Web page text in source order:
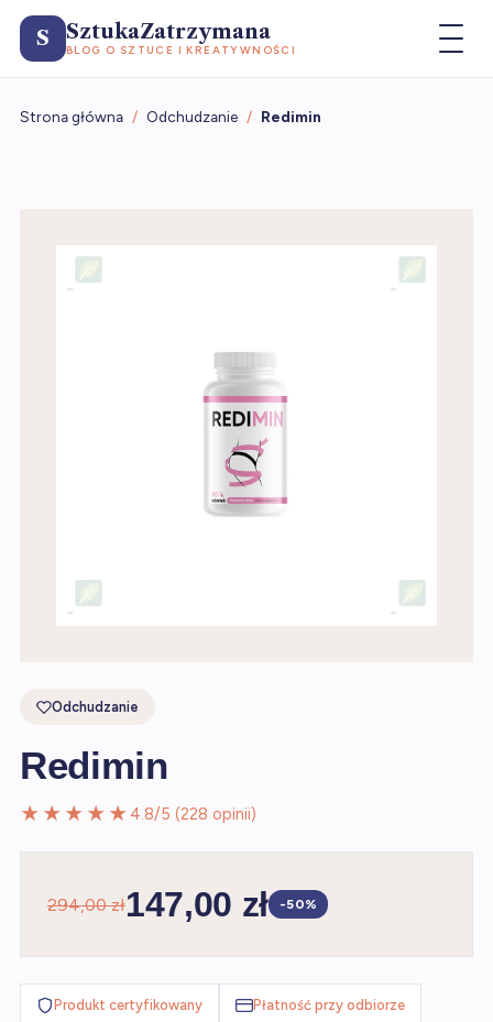
S SztukaZatrzymana
BLOG O SZTUCE I KREATYWNOŚCI
Strona główna / Odchudzanie / Redimin
Odchudzanie
Redimin
★★★★★ 4.8/5 (228 opinii)
294,00 zł147,00 zł -50%
Produkt certyfikowany Płatność przy odbiorze